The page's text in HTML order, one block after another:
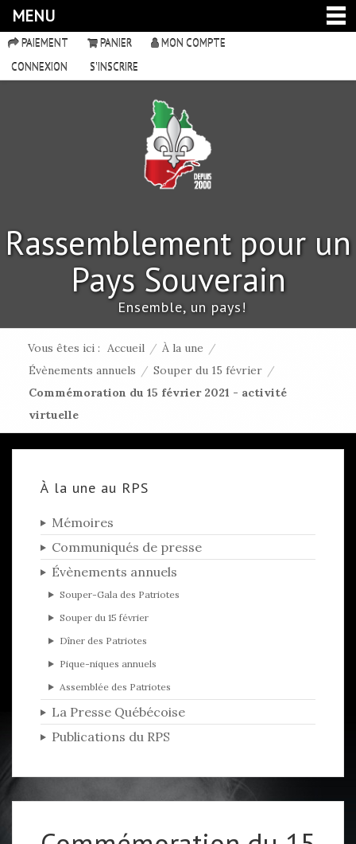
MENU
PAIEMENT PANIER
MON COMPTE
CONNEXION
S'INSCRIRE
Rassemblement pour un
Pays Souverain
Ensemble, un pays!
Vous êtes ici : Accueil / À la une /
Évènements annuels / Souper du 15 février /
Commémoration du 15 février 2021 - activité
virtuelle
À la une au RPS
Mémoires
Communiqués de presse
Évènements annuels
Souper-Gala des Patriotes
Souper du 15 février
Dîner des Patriotes
Pique-niques annuels
Assemblée des Patriotes
La Presse Québécoise
Publications du RPS